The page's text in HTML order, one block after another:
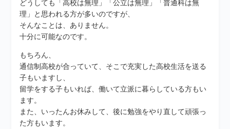
どうしても「高校は無理」「公立は無理」「普通科は無
理」と思われる方が多いのですが、
そんなことは、ありません。
十分に可能なのです。
もちろん、
通信制高校が合っていて、そこで充実した高校生活を送る
子もいますし、
留学をする子もいれば、働いて立派に暮らしている方もい
ます。
また、いったんお休みして、後に勉強をやり直して頑張っ
た方もいます。